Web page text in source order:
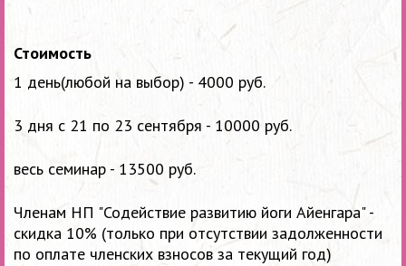
Стоимость
1 день(любой на выбор) - 4000 руб.
3 дня с 21 по 23 сентября - 10000 руб.
весь семинар - 13500 руб.
Членам НП "Содействие развитию йоги Айенгара" -
скидка 10% (только при отсутствии задолженности
по оплате членских взносов за текущий год)